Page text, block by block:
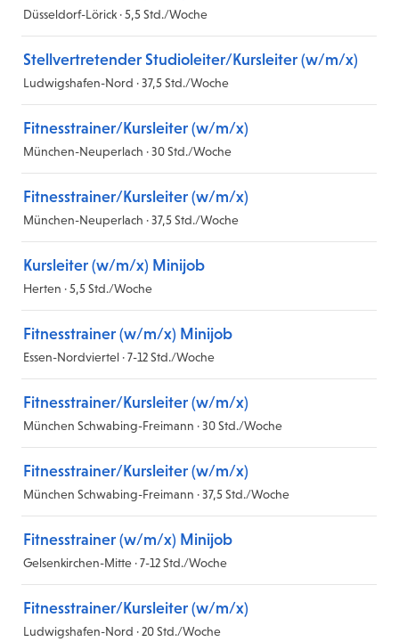
Düsseldorf-Lörick · 5,5 Std./Woche
Stellvertretender Studioleiter/Kursleiter (w/m/x)
Ludwigshafen-Nord · 37,5 Std./Woche
Fitnesstrainer/Kursleiter (w/m/x)
München-Neuperlach · 30 Std./Woche
Fitnesstrainer/Kursleiter (w/m/x)
München-Neuperlach · 37,5 Std./Woche
Kursleiter (w/m/x) Minijob
Herten · 5,5 Std./Woche
Fitnesstrainer (w/m/x) Minijob
Essen-Nordviertel · 7-12 Std./Woche
Fitnesstrainer/Kursleiter (w/m/x)
München Schwabing-Freimann · 30 Std./Woche
Fitnesstrainer/Kursleiter (w/m/x)
München Schwabing-Freimann · 37,5 Std./Woche
Fitnesstrainer (w/m/x) Minijob
Gelsenkirchen-Mitte · 7-12 Std./Woche
Fitnesstrainer/Kursleiter (w/m/x)
Ludwigshafen-Nord · 20 Std./Woche